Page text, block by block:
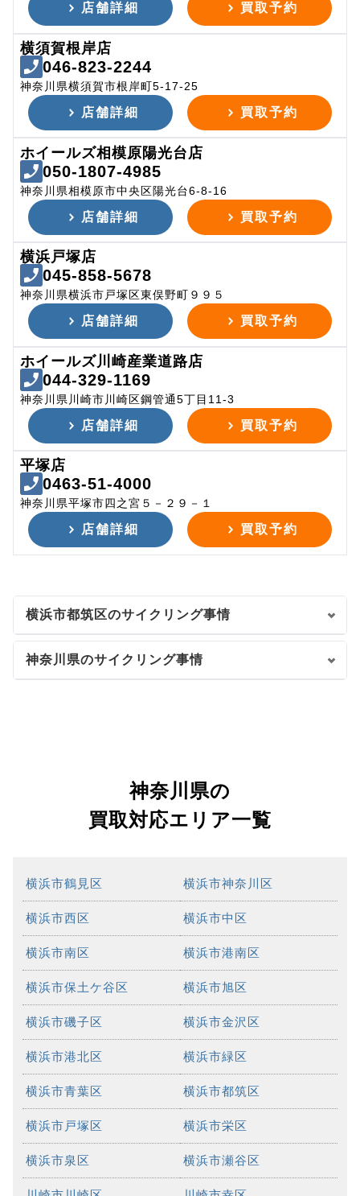
店舗詳細 買取予約
横須賀根岸店
046-823-2244
神奈川県横須賀市根岸町5-17-25
店舗詳細 買取予約
ホイールズ相模原陽光台店
050-1807-4985
神奈川県相模原市中央区陽光台6-8-16
店舗詳細 買取予約
横浜戸塚店
045-858-5678
神奈川県横浜市戸塚区東俣野町９９５
店舗詳細 買取予約
ホイールズ川崎産業道路店
044-329-1169
神奈川県川崎市川崎区鋼管通5丁目11-3
店舗詳細 買取予約
平塚店
0463-51-4000
神奈川県平塚市四之宮５－２９－１
店舗詳細 買取予約
横浜市都筑区のサイクリング事情
神奈川県のサイクリング事情
神奈川県の
買取対応エリア一覧
横浜市鶴見区 横浜市神奈川区
横浜市西区 横浜市中区
横浜市南区 横浜市港南区
横浜市保土ケ谷区 横浜市旭区
横浜市磯子区 横浜市金沢区
横浜市港北区 横浜市緑区
横浜市青葉区 横浜市都筑区
横浜市戸塚区 横浜市栄区
横浜市泉区 横浜市瀬谷区